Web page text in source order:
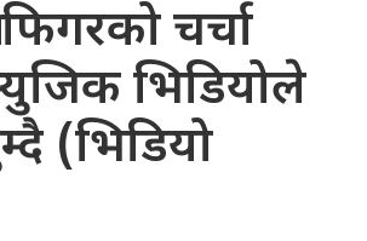
फिगरको चर्चा
भिडियोले
(भिडियो